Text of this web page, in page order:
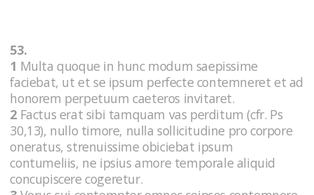
53.
1 Multa quoque in hunc modum saepissime
faciebat, ut et se ipsum perfecte contemneret et ad
honorem perpetuum caeteros invitaret.
2 Factus erat sibi tamquam vas perditum (cfr. Ps
30,13), nullo timore, nulla sollicitudine pro corpore
oneratus, strenuissime obiciebat ipsum
contumeliis, ne ipsius amore temporale aliquid
concupiscere cogeretur.